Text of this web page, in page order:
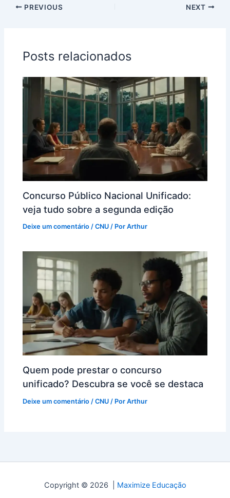
PREVIOUS NEXT
Posts relacionados
Concurso Público Nacional Unificado:
veja tudo sobre a segunda edição
Deixe um comentário /CNU / PorArthur
Quem pode prestar o concurso
unificado? Descubra se você se destaca
Deixe um comentário /CNU / PorArthur
Copyright © 2026 | Maximize Educação